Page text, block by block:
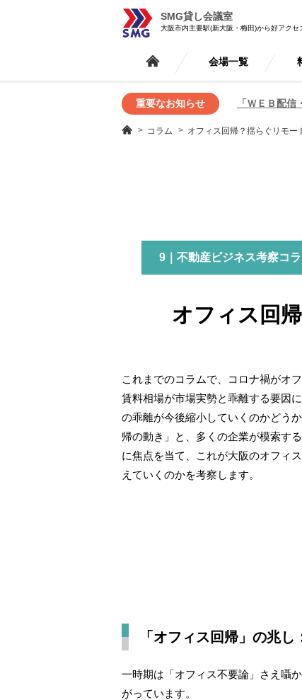
SMG貸し会議室
大阪市内主要駅(新大阪・梅田)から好アク
会場一覧
重要なお知らせ 「ＷＥＢ配
コラム オフィス回帰？揺らぐリモ
9｜不動産ビジネス考察コ
オフィス回
これまでのコラムで、コロナ禍がオ
賃料相場が市場実勢と乖離する要因
の乖離が今後縮小していくのかどう
帰の動き」と、多くの企業が模索す
に焦点を当て、これが大阪のオフィ
えていくのかを考察します。
「オフィス回帰」の兆
一時期は「オフィス不要論」さえ囁
がっています。